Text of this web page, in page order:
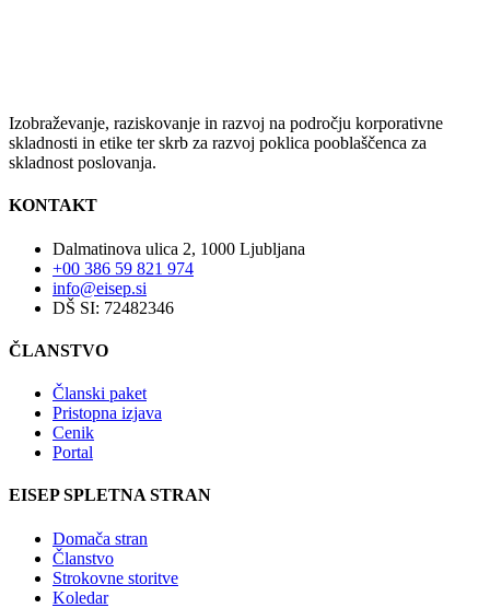
Izobraževanje, raziskovanje in razvoj na področju korporativne
skladnosti in etike ter skrb za razvoj poklica pooblaščenca za
skladnost poslovanja.
KONTAKT
Dalmatinova ulica 2, 1000 Ljubljana
+00 386 59 821 974
info@eisep.si
DŠ SI: 72482346
ČLANSTVO
Članski paket
Pristopna izjava
Cenik
Portal
EISEP SPLETNA STRAN
Domača stran
Članstvo
Strokovne storitve
Koledar